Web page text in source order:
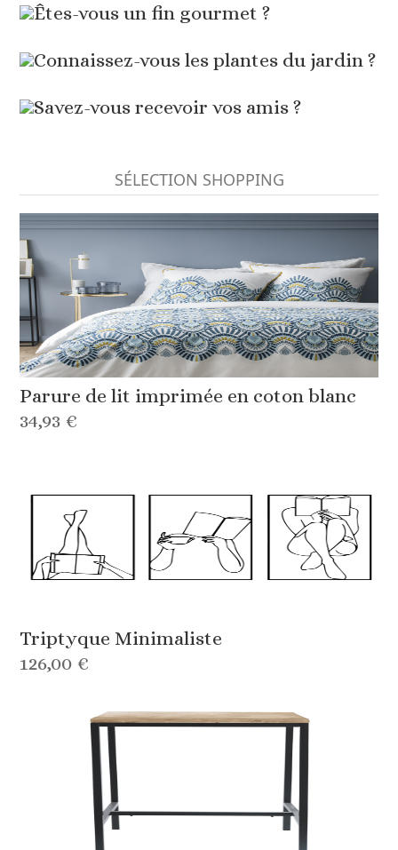
Êtes-vous un fin gourmet ?
Connaissez-vous les plantes du jardin ?
Savez-vous recevoir vos amis ?
SÉLECTION SHOPPING
Parure de lit imprimée en coton blanc
34,93 €
Triptyque Minimaliste
126,00 €